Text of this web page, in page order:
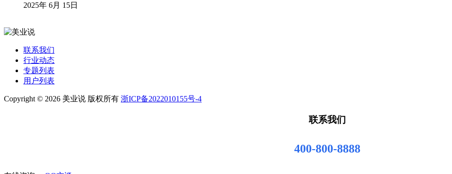
2025年 6月 15日
联系我们
行业动态
专题列表
用户列表
Copyright © 2026 美业说 版权所有 浙ICP备2022010155号-4
联系我们
400-800-8888